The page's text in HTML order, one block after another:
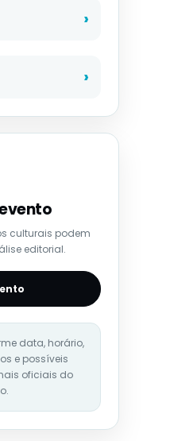
culturais podem
editorial.
data, horário,
e possíveis
oficiais do